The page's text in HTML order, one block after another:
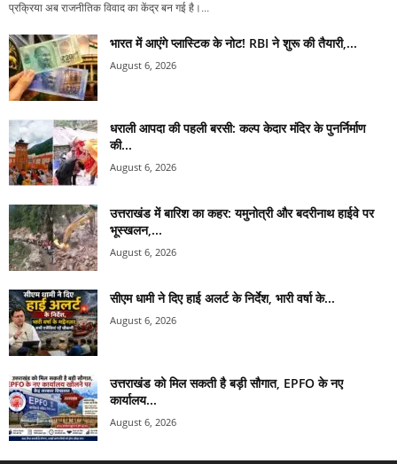
प्रक्रिया अब राजनीतिक विवाद का केंद्र बन गई है।...
भारत में आएंगे प्लास्टिक के नोट! RBI ने शुरू की तैयारी,...
August 6, 2026
धराली आपदा की पहली बरसी: कल्प केदार मंदिर के पुनर्निर्माण
की...
August 6, 2026
उत्तराखंड में बारिश का कहर: यमुनोत्री और बदरीनाथ हाईवे पर
भूस्खलन,...
August 6, 2026
सीएम धामी ने दिए हाई अलर्ट के निर्देश, भारी वर्षा के...
August 6, 2026
उत्तराखंड को मिल सकती है बड़ी सौगात, EPFO के नए
कार्यालय...
August 6, 2026